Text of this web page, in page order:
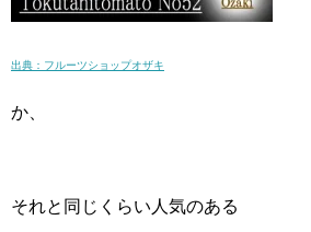
出典：フルーツショップオザキ
か、
それと同じくらい人気のある